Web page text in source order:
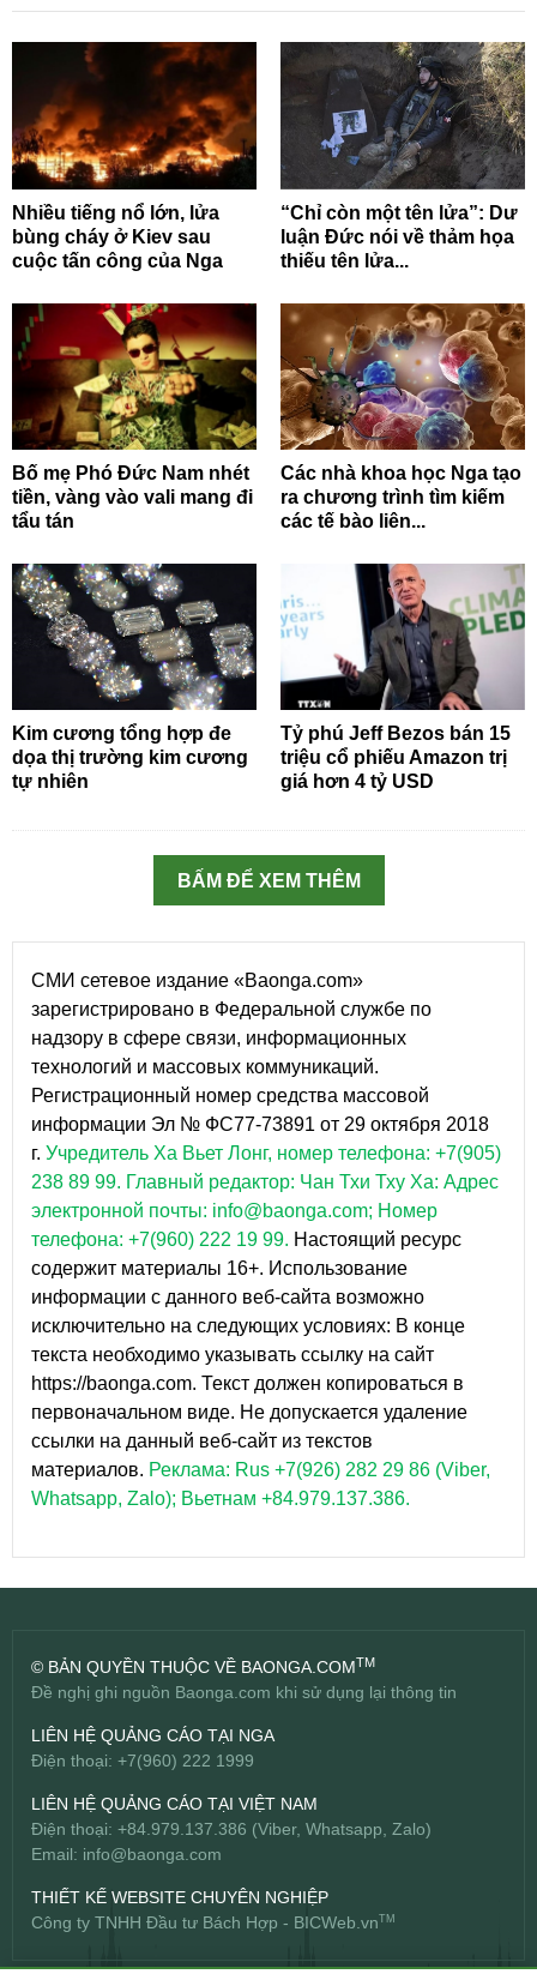
Nhiều tiếng nổ lớn, lửa
bùng cháy ở Kiev sau
cuộc tấn công của Nga
“Chỉ còn một tên lửa”: Dư
luận Đức nói về thảm họa
thiếu tên lửa...
Bố mẹ Phó Đức Nam nhét
tiền, vàng vào vali mang đi
tẩu tán
Các nhà khoa học Nga tạo
ra chương trình tìm kiếm
các tế bào liên...
Kim cương tổng hợp đe
dọa thị trường kim cương
tự nhiên
Tỷ phú Jeff Bezos bán 15
triệu cổ phiếu Amazon trị
giá hơn 4 tỷ USD
BẤM ĐỂ XEM THÊM
СМИ сетевое издание «Baonga.com»
зарегистрировано в Федеральной службе по
надзору в сфере связи, информационных
технологий и массовых коммуникаций.
Регистрационный номер средства массовой
информации Эл № ФС77-73891 от 29 октября 2018
г. Учредитель Ха Вьет Лонг, номер телефона: +7(905)
238 89 99. Главный редактор: Чан Тхи Тху Ха: Адрес
электронной почты: info@baonga.com; Номер
телефона: +7(960) 222 19 99. Настоящий ресурс
содержит материалы 16+. Использование
информации с данного веб-сайта возможно
исключительно на следующих условиях: В конце
текста необходимо указывать ссылку на сайт
https://baonga.com. Текст должен копироваться в
первоначальном виде. Не допускается удаление
ссылки на данный веб-сайт из текстов
материалов. Реклама: Rus +7(926) 282 29 86 (Viber,
Whatsapp, Zalo); Вьетнам +84.979.137.386.
© BẢN QUYỀN THUỘC VỀ BAONGA.COMTM
Đề nghị ghi nguồn Baonga.com khi sử dụng lại thông tin
LIÊN HỆ QUẢNG CÁO TẠI NGA
Điện thoại: +7(960) 222 1999
LIÊN HỆ QUẢNG CÁO TẠI VIỆT NAM
Điện thoại: +84.979.137.386 (Viber, Whatsapp, Zalo)
Email: info@baonga.com
THIẾT KẾ WEBSITE CHUYÊN NGHIỆP
Công ty TNHH Đầu tư Bách Hợp - BICWeb.vnTM